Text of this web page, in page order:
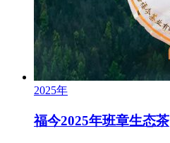
2025年
福今2025年班章生态茶